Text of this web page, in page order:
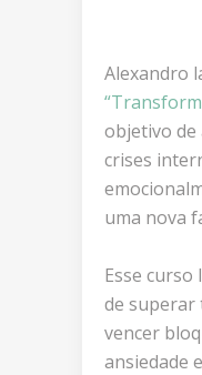
Alexandro
objetivo de
crises
uma nova
Esse
de superar
vencer
ansiedade